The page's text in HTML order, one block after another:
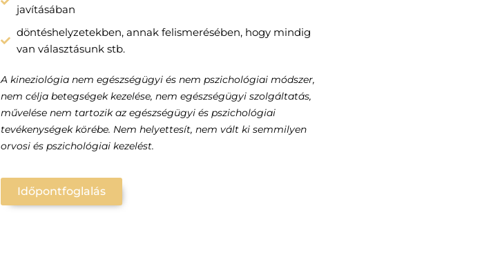
javításában
döntéshelyzetekben, annak felismerésében, hogy mindig
van választásunk stb.
A kineziológia nem egészségügyi és nem pszichológiai módszer,
nem célja betegségek kezelése, nem egészségügyi szolgáltatás,
művelése nem tartozik az egészségügyi és pszichológiai
tevékenységek körébe. Nem helyettesít, nem vált ki semmilyen
orvosi és pszichológiai kezelést.
Időpontfoglalás